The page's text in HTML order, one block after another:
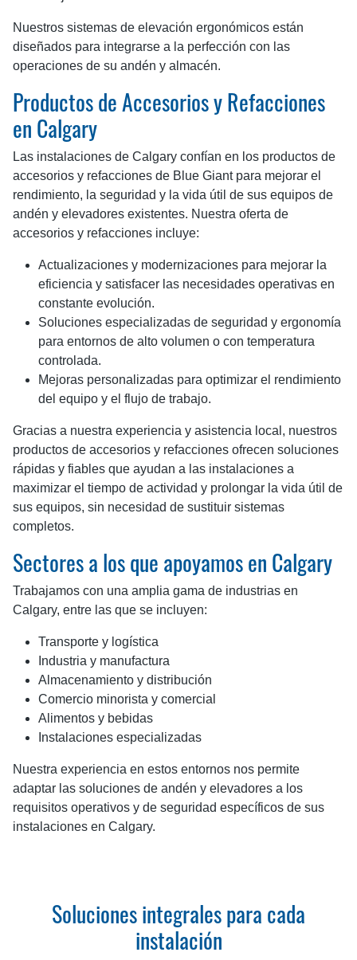
Nuestros sistemas de elevación ergonómicos están
diseñados para integrarse a la perfección con las
operaciones de su andén y almacén.
Productos de Accesorios y Refacciones
en Calgary
Las instalaciones de Calgary confían en los productos de
accesorios y refacciones de Blue Giant para mejorar el
rendimiento, la seguridad y la vida útil de sus equipos de
andén y elevadores existentes. Nuestra oferta de
accesorios y refacciones incluye:
Actualizaciones y modernizaciones para mejorar la
eficiencia y satisfacer las necesidades operativas en
constante evolución.
Soluciones especializadas de seguridad y ergonomía
para entornos de alto volumen o con temperatura
controlada.
Mejoras personalizadas para optimizar el rendimiento
del equipo y el flujo de trabajo.
Gracias a nuestra experiencia y asistencia local, nuestros
productos de accesorios y refacciones ofrecen soluciones
rápidas y fiables que ayudan a las instalaciones a
maximizar el tiempo de actividad y prolongar la vida útil de
sus equipos, sin necesidad de sustituir sistemas
completos.
Sectores a los que apoyamos en Calgary
Trabajamos con una amplia gama de industrias en
Calgary, entre las que se incluyen:
Transporte y logística
Industria y manufactura
Almacenamiento y distribución
Comercio minorista y comercial
Alimentos y bebidas
Instalaciones especializadas
Nuestra experiencia en estos entornos nos permite
adaptar las soluciones de andén y elevadores a los
requisitos operativos y de seguridad específicos de sus
instalaciones en Calgary.
Soluciones integrales para cada
instalación